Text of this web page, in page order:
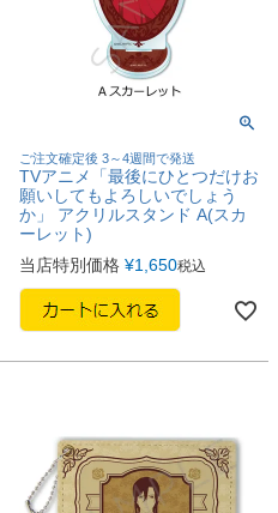
ご注文確定後 3～4週間で発送
TVアニメ「最後にひとつだけお
願いしてもよろしいでしょう
か」 アクリルスタンド A(スカ
ーレット)
当店特別価格 ¥1,650税込